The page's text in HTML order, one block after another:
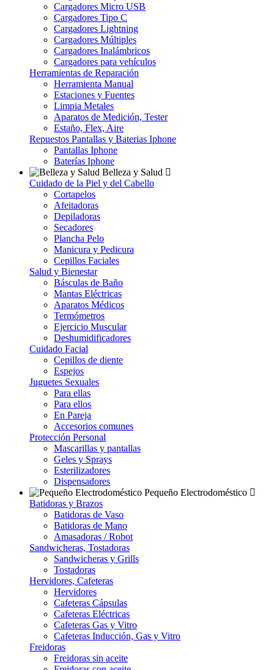
Cargadores Micro USB
Cargadores Tipo C
Cargadores Lightning
Cargadores Múltiples
Cargadores Inalámbricos
Cargadores para vehículos
Herramientas de Reparación
Herramienta Manual
Estaciones y Fuentes
Limpia Metales
Aparatos de Medición, Tester
Estaño, Flex, Aire
Repuestos Pantallas y Baterias Iphone
Pantallas Iphone
Baterías Iphone
Belleza y Salud
Cuidado de la Piel y del Cabello
Cortapelos
Afeitadoras
Depiladoras
Secadores
Plancha Pelo
Manicura y Pedicura
Cepillos Faciales
Salud y Bienestar
Básculas de Baño
Mantas Eléctricas
Aparatos Médicos
Termómetros
Ejercicio Muscular
Deshumidificadores
Cuidado Facial
Cepillos de diente
Espejos
Juguetes Sexuales
Para ellas
Para ellos
En Pareja
Accesorios comunes
Protección Personal
Mascarillas y pantallas
Geles y Sprays
Esterilizadores
Dispensadores
Pequeño Electrodoméstico
Batidoras y Brazos
Batidoras de Vaso
Batidoras de Mano
Amasadoras / Robot
Sandwicheras, Tostadoras
Sandwicheras y Grills
Tostadoras
Hervidores, Cafeteras
Hervidores
Cafeteras Cápsulas
Cafeteras Eléctricas
Cafeteras Gas y Vitro
Cafeteras Inducción, Gas y Vitro
Freidoras
Freidoras sin aceite